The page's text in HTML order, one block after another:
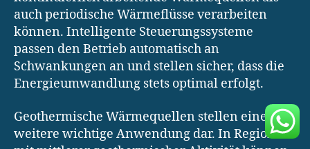
auch periodische Wärmeflüsse verarbeiten
können. Intelligente Steuerungssysteme
passen den Betrieb automatisch an
Schwankungen an und stellen sicher, dass die
Energieumwandlung stets optimal erfolgt.
Geothermische Wärmequellen stellen eine
weitere wichtige Anwendung dar. In Regionen